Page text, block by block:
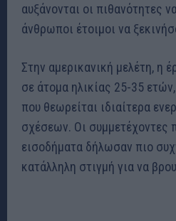
αυξάνονται οι πιθανότητες
άνθρωποι έτοιμοι να
Στην αμερικανική μελέτη, η
σε άτομα ηλικίας 25-35
που θεωρείται ιδιαίτερα
σχέσεων. Οι συμμετέχοντες
εισοδήματα δήλωσαν πιο
κατάλληλη στιγμή για να